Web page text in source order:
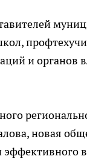
и органов
новая